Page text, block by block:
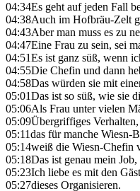
04:34Es geht auf jeden Fall
04:38Auch im Hofbräu-Zelt
04:43Aber man muss es zu
04:47Eine Frau zu sein, sei
04:51Es ist ganz süß, wenn
04:55Die Chefin und dann
04:58Das würden sie mit
05:01Das ist so süß, wie sie
05:06Als Frau unter vielen
05:09Übergriffiges Verhalten,
05:11das für manche Wiesn-
05:14weiß die Wiesn-Chefin
05:18Das ist genau mein
05:23Ich liebe es mit den
05:27dieses Organisieren.